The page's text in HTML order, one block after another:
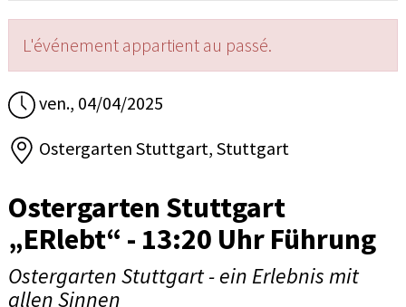
L'événement appartient au passé.
ven., 04/04/2025
Ostergarten Stuttgart, Stuttgart
Ostergarten Stuttgart
„ERlebt“ - 13:20 Uhr Führung
Ostergarten Stuttgart - ein Erlebnis mit
allen Sinnen